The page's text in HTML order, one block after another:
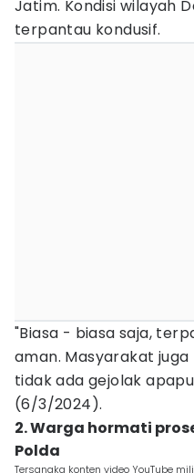
Jatim. Kondisi wilayah
terpantau kondusif.
"Biasa - biasa saja,
aman. Masyarakat
tidak ada gejolak
(6/3/2024).
2. Warga hormati
Polda
Tersangka konten video YouTube